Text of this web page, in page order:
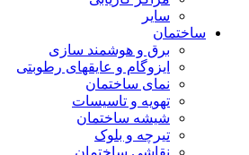
سایر
ساختمان
برق و هوشمند سازی
ایزوگام و عایقهای رطوبتی
نمای ساختمان
تهویه و تاسیسات
شیشه ساختمان
تیرچه و بلوک